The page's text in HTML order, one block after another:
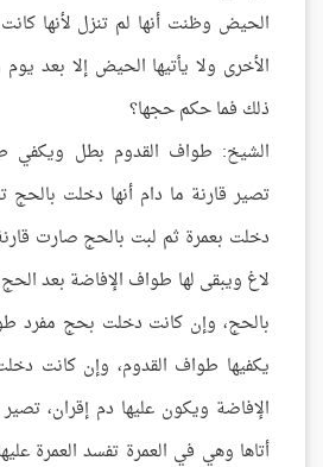
الحيض وظنت أنها لم تنزل لأنها
الأخرى ولا يأتيها الحيض إلا بعد
ذلك فما حكم حجها؟
الشيخ: طواف القدوم بطل ويكفي
تصير قارنة ما دام أنها دخلت بالحج
دخلت بعمرة ثم لبت بالحج صارت
لاغ ويبقى لها طواف الإفاضة بعد
بالحج، وإن كانت دخلت بحج مفرد
يكفيها طواف القدوم، وإن كانت
الإفاضة ويكون عليها دم إقران،
أتاها وهي في العمرة تفسد العمرة